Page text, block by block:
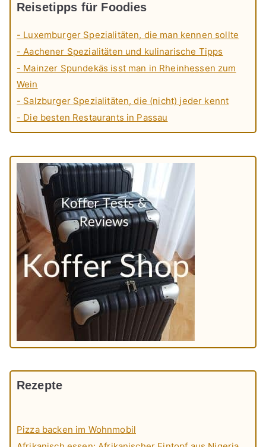
Reisetipps für Foodies
- Luxemburger Spezialitäten, die man kennen sollte
- Aachener Spezialitäten und kulinarische Tipps
- Mainzer Spundekäs isst man in Rheinhessen zum
Wein
- Salzburger Spezialitäten, die (nicht) jeder kennt
- Die besten Restaurants in Passau
Rezepte
Pizza backen im Wohnmobil